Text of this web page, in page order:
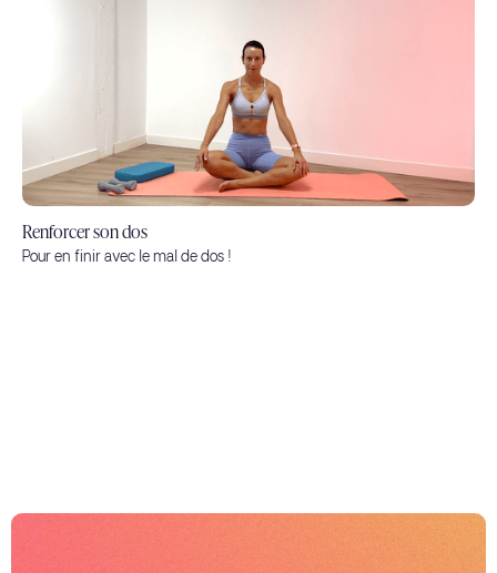
Renforcer son dos
Pour en finir avec le mal de dos !